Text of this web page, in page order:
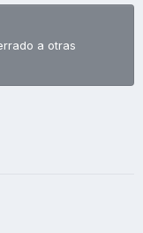
a otras